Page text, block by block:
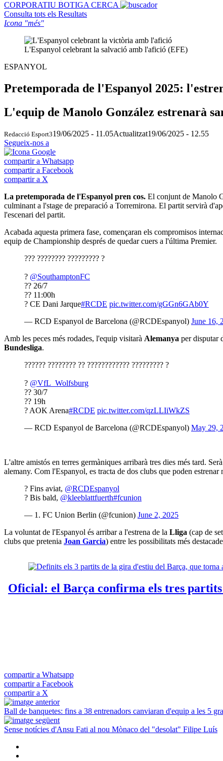
CORPORATIU BOTIGA CERCA
Consulta tots els Resultats
Icona "més"
L'Espanyol celebrant la salvació amb l'afició (EFE)
ESPANYOL
Pretemporada de l'Espanyol 2025:
L'equip de Manolo González estrenarà
Redacció Esport319/06/2025 - 11.05Actualitzat19/06/2025 - 12.55
Segueix-nos a
compartir a Whatsapp
compartir a Facebook
compartir a X
La pretemporada de l'Espanyol pren cos. El conjunt de Manolo
culminant a l'stage de preparació a Torremirona. El partit servirà
l'escenari del partit.
Acabada aquesta primera fase, començaran els compromisos
equip de Championship després de quedar cuers a l'última Premier.
??? ???????? ????????? ?
? @SouthamptonFC
?? 26/7
?? 11:00h
? CE Dani Jarque#RCDE pic.twitter.com/gGGn6GAb0Y
— RCD Espanyol de Barcelona (@RCDEspanyol) June 16,
Amb les peces més rodades, l'equip visitarà Alemanya per disputar
Bundesliga.
?????? ???????? ?? ???????????? ????????? ?
? @VfL_Wolfsburg
?? 30/7
?? 19h
? AOK Arena#RCDE pic.twitter.com/qzLLIiWkZS
— RCD Espanyol de Barcelona (@RCDEspanyol) May 29,
L'altre amistós en terres germàniques arribarà tres dies més tard.
alemany. Com l'Espanyol, es tracta de dos clubs que poden
? Fins aviat, @RCDEspanyol
? Bis bald, @kleeblattfuerth#fcunion
— 1. FC Union Berlin (@fcunion) June 2, 2025
La voluntat de l'Espanyol és arribar a l'estrena de la Lliga (cap de
clubs que pretenia Joan Garcia) entre les possibilitats més
compartir a Whatsapp
compartir a Facebook
compartir a X
Ball de banquetes: fins a 38 entrenadors canviaran d'equip a les 5
Sense notícies d'Ansu Fati al nou Mònaco del "desolat" Filipe Luís